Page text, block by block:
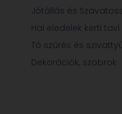
Jótállás és
Hal eledelek kerti
Tó szűrés és
Dekorációk, szobrok